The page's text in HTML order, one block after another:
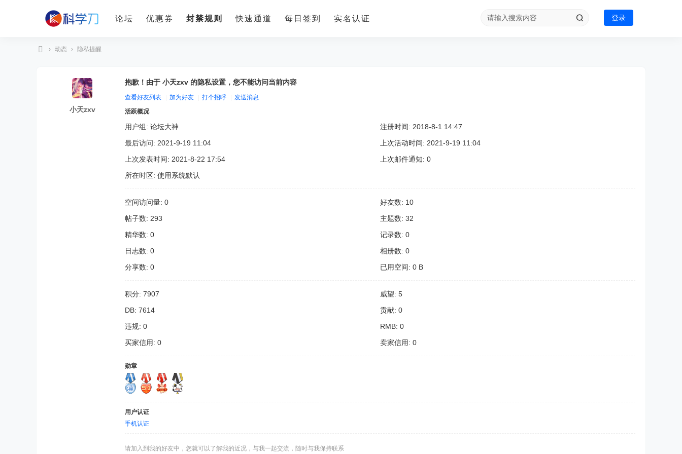
论坛 优惠券 封禁规则 快速通道 每日签到 实名认证 登录
› 动态 › 隐私提醒
小天zxv
抱歉！由于 小天zxv 的隐私设置，您不能访问当前内容
查看好友列表 加为好友 打个招呼
发送消息
活跃概况
用户组: 论坛大神
注册时间: 2018-8-1 14:47
最后访问: 2021-9-19 11:04
上次活动时间: 2021-9-19 11:04
上次发表时间: 2021-8-22 17:54
上次邮件通知: 0
所在时区: 使用系统默认
空间访问量: 0
好友数: 10
帖子数: 293
主题数: 32
精华数: 0
记录数: 0
日志数: 0
相册数: 0
分享数: 0
已用空间: 0 B
积分: 7907
威望: 5
DB: 7614
贡献: 0
违规: 0
RMB: 0
买家信用: 0
卖家信用: 0
勋章
用户认证
手机认证
请加入到我的好友中，您就可以了解我的近况，与我一起交流，随时与我保持联系